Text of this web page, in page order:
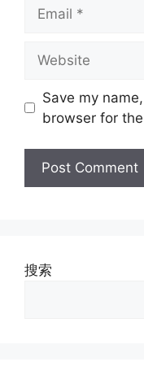
Save my
browser for
搜索